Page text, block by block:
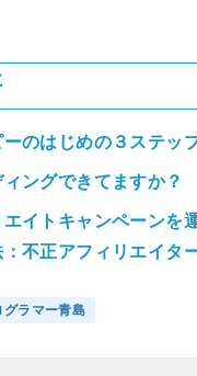
ーのはじめの３ステッ
ングできてますか？
エイトキャンペーンを
不正アフィリエイタ
グラマー青島